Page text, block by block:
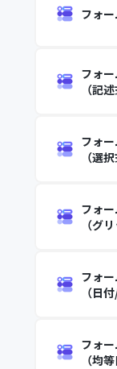
フォ
フォ
（記述
フォ
（選択
フォ
（グ
フォ
（日
フォ
（均